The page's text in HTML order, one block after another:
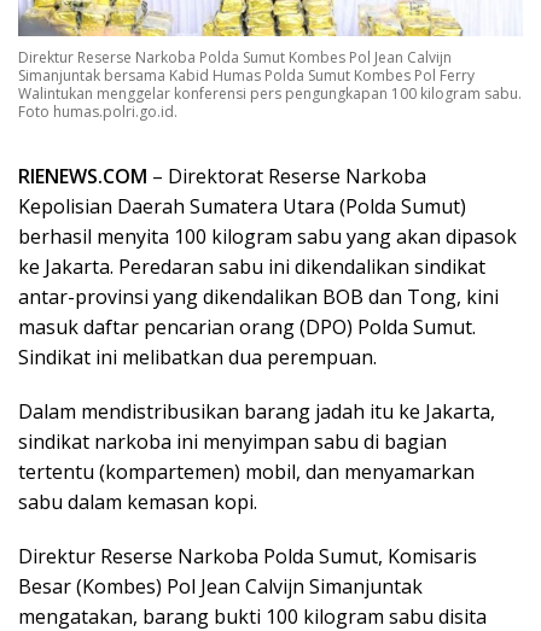
Direktur Reserse Narkoba Polda Sumut Kombes Pol Jean Calvijn
Simanjuntak bersama Kabid Humas Polda Sumut Kombes Pol Ferry
Walintukan menggelar konferensi pers pengungkapan 100 kilogram sabu.
Foto humas.polri.go.id.
RIENEWS.COM – Direktorat Reserse Narkoba
Kepolisian Daerah Sumatera Utara (Polda Sumut)
berhasil menyita 100 kilogram sabu yang akan dipasok
ke Jakarta. Peredaran sabu ini dikendalikan sindikat
antar-provinsi yang dikendalikan BOB dan Tong, kini
masuk daftar pencarian orang (DPO) Polda Sumut.
Sindikat ini melibatkan dua perempuan.
Dalam mendistribusikan barang jadah itu ke Jakarta,
sindikat narkoba ini menyimpan sabu di bagian
tertentu (kompartemen) mobil, dan menyamarkan
sabu dalam kemasan kopi.
Direktur Reserse Narkoba Polda Sumut, Komisaris
Besar (Kombes) Pol Jean Calvijn Simanjuntak
mengatakan, barang bukti 100 kilogram sabu disita